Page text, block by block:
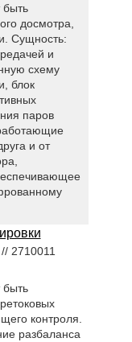
быть
досмотра,
Сущность:
и
схему
блок
паров
и от
// 2710011
контроля.
разбаланса